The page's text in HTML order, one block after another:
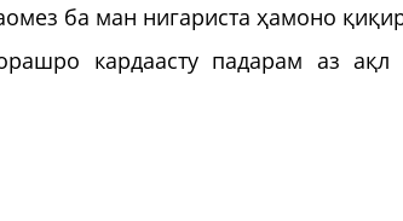
ба ман нигариста ҳамоно
кардаасту падарам аз ақл